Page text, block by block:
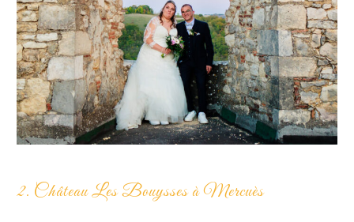
2. Château Les Bouysses à Mercuès